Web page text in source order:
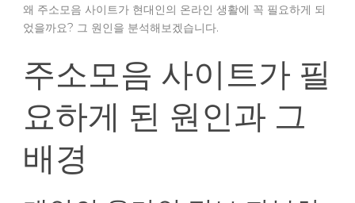
왜 주소모음 사이트가 현대인의 온라인 생활에 꼭 필요하게 되
었을까요? 그 원인을 분석해보겠습니다.
주소모음 사이트가 필
요하게 된 원인과 그
배경